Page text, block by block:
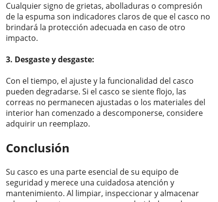
Cualquier signo de grietas, abolladuras o compresión
de la espuma son indicadores claros de que el casco no
brindará la protección adecuada en caso de otro
impacto.
3. Desgaste y desgaste:
Con el tiempo, el ajuste y la funcionalidad del casco
pueden degradarse. Si el casco se siente flojo, las
correas no permanecen ajustadas o los materiales del
interior han comenzado a descomponerse, considere
adquirir un reemplazo.
Conclusión
Su casco es una parte esencial de su equipo de
seguridad y merece una cuidadosa atención y
mantenimiento. Al limpiar, inspeccionar y almacenar